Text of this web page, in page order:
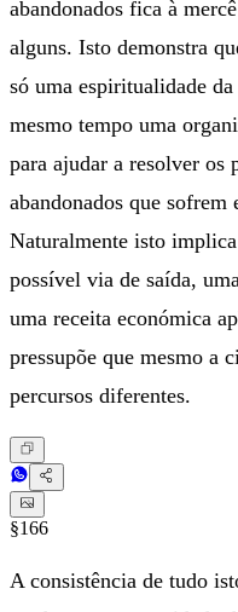
abandonados fica à
alguns. Isto demonstra
só uma espiritualidade
mesmo tempo uma
para ajudar a resolver os
abandonados que sofrem
Naturalmente isto
possível via de saída,
uma receita económica
pressupõe que mesmo a
percursos diferentes.
§166
A consistência de tudo